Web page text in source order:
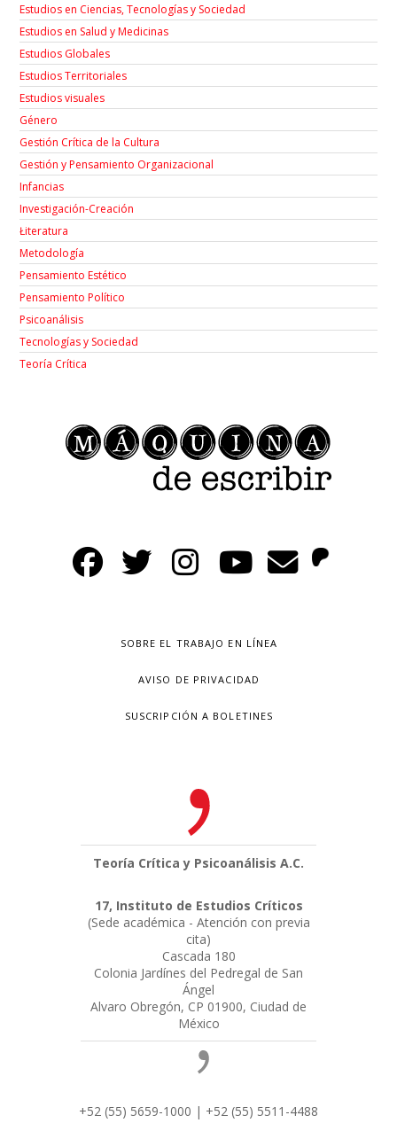
Estudios en Ciencias, Tecnologías y Sociedad
Estudios en Salud y Medicinas
Estudios Globales
Estudios Territoriales
Estudios visuales
Género
Gestión Crítica de la Cultura
Gestión y Pensamiento Organizacional
Infancias
Investigación-Creación
Łiteratura
Metodología
Pensamiento Estético
Pensamiento Político
Psicoanálisis
Tecnologías y Sociedad
Teoría Crítica
SOBRE EL TRABAJO EN LÍNEA
AVISO DE PRIVACIDAD
SUSCRIPCIÓN A BOLETINES
Teoría Crítica y Psicoanálisis A.C.
17, Instituto de Estudios Críticos
(Sede académica - Atención con previa
cita)
Cascada 180
Colonia Jardínes del Pedregal de San
Ángel
Alvaro Obregón, CP 01900, Ciudad de
México
+52 (55) 5659-1000 | +52 (55) 5511-4488